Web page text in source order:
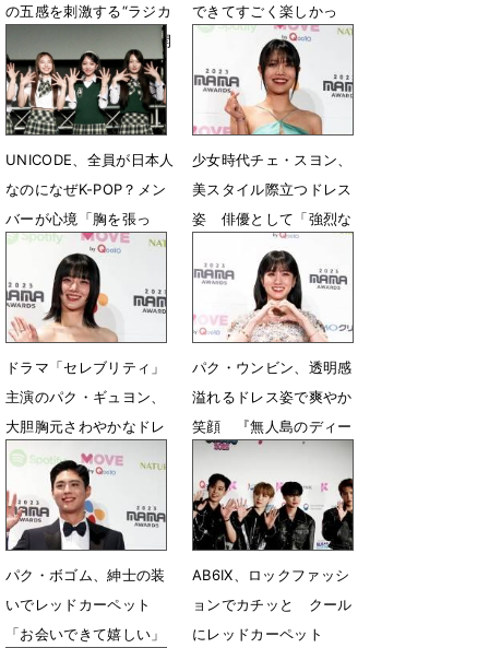
の五感を刺激する“ラジカ
セ”ワークショップ無料開
催
10月15日 18時02分
できてすごく楽しかっ
10月2日 07時36分
UNICODE、全員が日本人
なのになぜK-POP？メン
バーが心境「胸を張っ
て」
7月27日 23時16分
少女時代チェ・スヨン、
美スタイル際立つドレス
姿 俳優として「強烈な
演技したい」
12月6日 09時31分
ドラマ「セレブリティ」
主演のパク・ギュヨン、
大胆胸元さわやかなドレ
ス姿で登場
12月6日 09時10分
パク・ウンビン、透明感
溢れるドレス姿で爽やか
笑顔 『無人島のディー
バ』は「後悔ない」
12月6日 08時37分
パク・ボゴム、紳士の装
いでレッドカーペット
「お会いできて嬉しい」
AB6IX、ロックファッシ
ョンでカチッと クール
にレッドカーペット